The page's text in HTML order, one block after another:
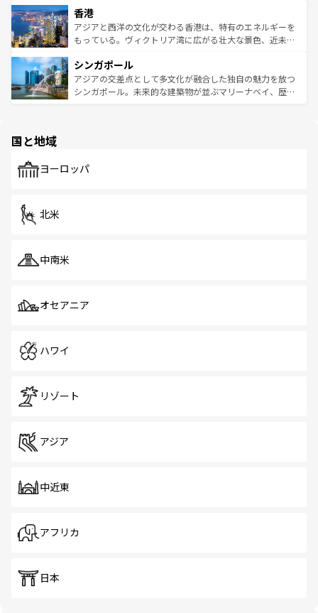
とつ。フォーやバインミー、ベトナムコーヒーなどは、ぜ
ひ現地で味わいたい。どの地域を訪れてもあたたかい人々
が旅行者を迎えてくれるので、きっと忘れられない旅にな
参照してほしい。
の活気が交差している。北部ではチェンマイなどの山岳地
帯で自然と触れ合い、南部ではプーケットやクラビの美し
いビーチでリゾート気分を楽しむことができる。タイ料理
激する。気候は一年中温暖で、どの季節にも異なる楽しみ
が待っている。親しみやすいタイの人々、仏教を中心とし
た文化、そして多様な観光資源が、訪れる旅人を魅了し続
香港
アジアと西洋の文化が交わる香港は、特有のエネルギーを
もっている。ヴィクトリア湾に広がる壮大な景色、近未来
み、どこを訪れても感動するはず。観光スポットが密集し
ており、効率よく見どころを回れるのも魅力。息をのむよ
うな絶景から文化的な体験まで、香港を存分に楽しみ尽く
シンガポール
アジアの交差点として多文化が融合した独自の魅力を放つ
シンガポール。未来的な建築物が並ぶマリーナベイ、歴史
で、ホーカーズは地元の風情を楽しめる外せないスポット
国と地域
ヨーロッパ
北米
中南米
オセアニア
ハワイ
リゾート
アジア
中近東
アフリカ
日本